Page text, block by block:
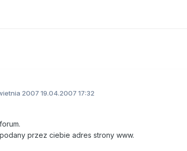
2007 19.04.2007 17:32
przez ciebie adres strony www.